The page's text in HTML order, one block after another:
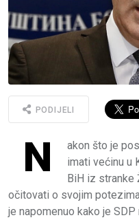
PODIJELI
N
akon što je
imati većinu u
BiH iz stranke
očitovati o svojim
je napomenuo kako je